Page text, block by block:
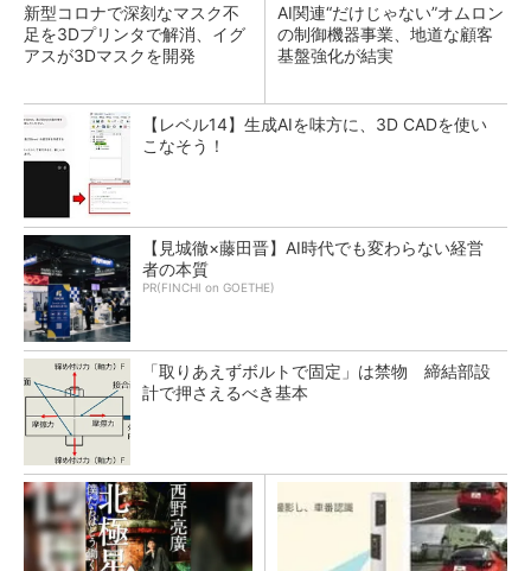
新型コロナで深刻なマスク不
足を3Dプリンタで解消、イグ
アスが3Dマスクを開発
AI関連“だけじゃない”オムロン
の制御機器事業、地道な顧客
基盤強化が結実
【レベル14】生成AIを味方に、3D CADを使い
こなそう！
【見城徹×藤田晋】AI時代でも変わらない経営
者の本質
PR(FINCHI on GOETHE)
「取りあえずボルトで固定」は禁物 締結部設
計で押さえるべき基本